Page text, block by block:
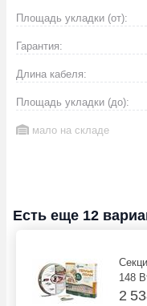
Площадь укладки (от):
Гарантия:
Длина кабеля:
Площадь укладки (до):
мало на складе
Есть еще 12
148
2